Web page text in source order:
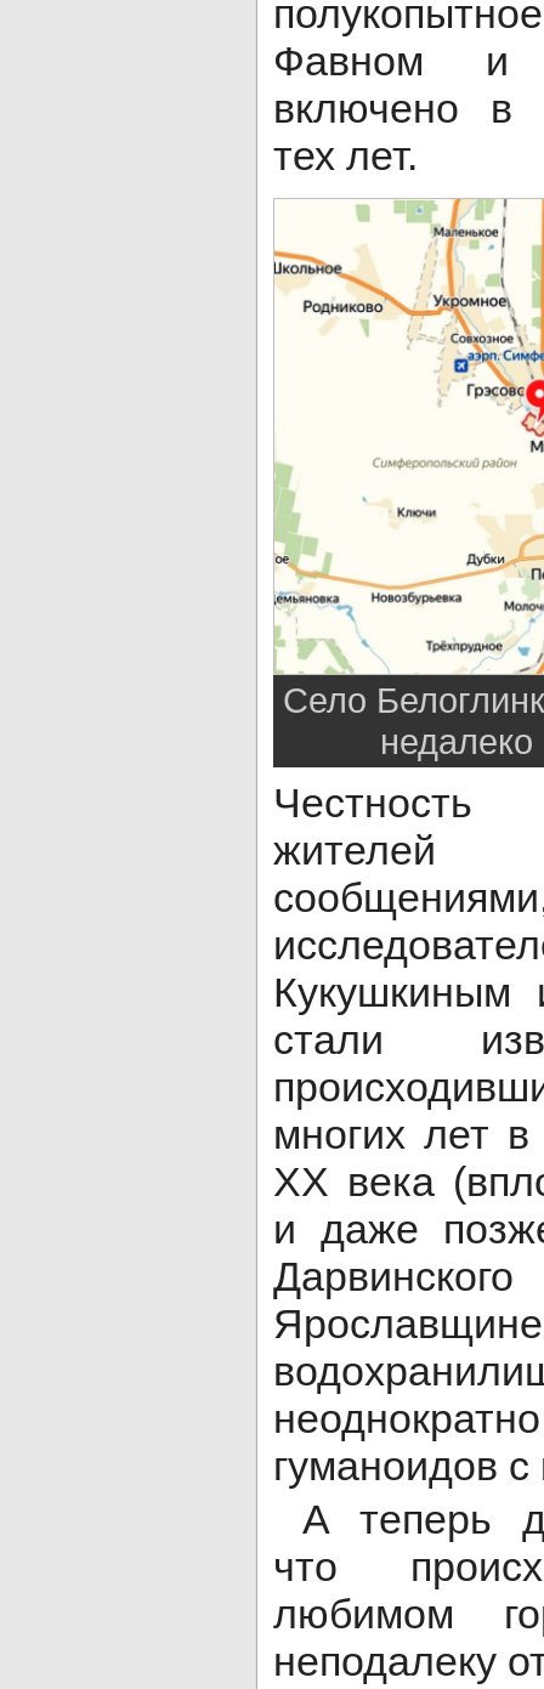
Фавном и
включено в
тех лет.
Село
Честность
жителей
Кукушкиным
стали
многих лет
XX века
и даже
гуманоидов
А теперь
что
любимом
неподалеку